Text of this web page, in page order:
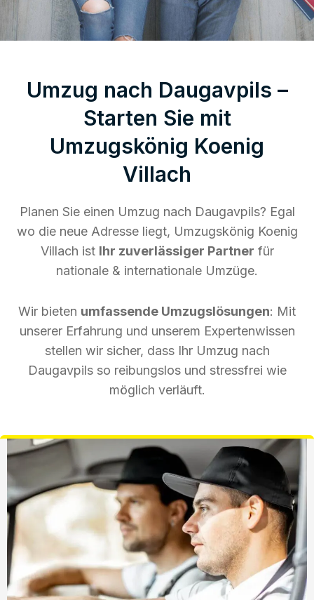
Umzug nach Daugavpils –
Starten Sie mit
Umzugskönig Koenig
Villach
Planen Sie einen Umzug nach Daugavpils? Egal
wo die neue Adresse liegt, Umzugskönig Koenig
Villach ist Ihr zuverlässiger Partner für
nationale & internationale Umzüge.
Wir bieten umfassende Umzugslösungen: Mit
unserer Erfahrung und unserem Expertenwissen
stellen wir sicher, dass Ihr Umzug nach
Daugavpils so reibungslos und stressfrei wie
möglich verläuft.